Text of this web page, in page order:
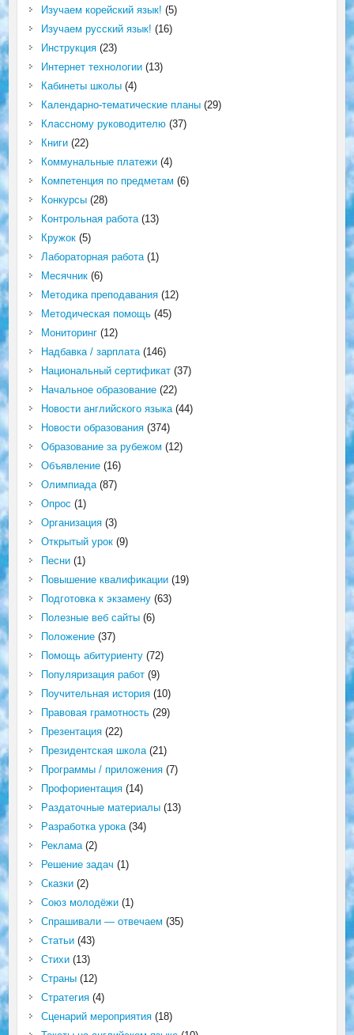
Изучаем корейский язык! (5)
Изучаем русский язык! (16)
Инструкция(23)
Интернет технологии(13)
Кабинеты школы(4)
Календарно-тематические планы(29)
Классному руководителю(37)
Книги(22)
Коммунальные платежи(4)
Компетенция по предметам (6)
Конкурсы(28)
Контрольная работа(13)
Кружок(5)
Лабораторная работа(1)
Месячник(6)
Методика преподавания(12)
Методическая помощь(45)
Мониторинг(12)
Надбавка / зарплата(146)
Национальный сертификат(37)
Начальное образование(22)
Новости английского языка(44)
Новости образования(374)
Образование за рубежом (12)
Объявление(16)
Олимпиада(87)
Опрос (1)
Организация(3)
Открытый урок(9)
Песни(1)
Повышение квалификации(19)
Подготовка к экзамену(63)
Полезные веб сайты(6)
Положение(37)
Помощь абитуриенту(72)
Популяризация работ(9)
Поучительная история(10)
Правовая грамотность(29)
Презентация(22)
Президентская школа(21)
Программы / приложения(7)
Профориентация(14)
Раздаточные материалы(13)
Разработка урока(34)
Реклама(2)
Решение задач (1)
Сказки(2)
Союз молодёжи(1)
Спрашивали — отвечаем (35)
Статьи(43)
Стихи(13)
Страны(12)
Стратегия(4)
Сценарий мероприятия(18)